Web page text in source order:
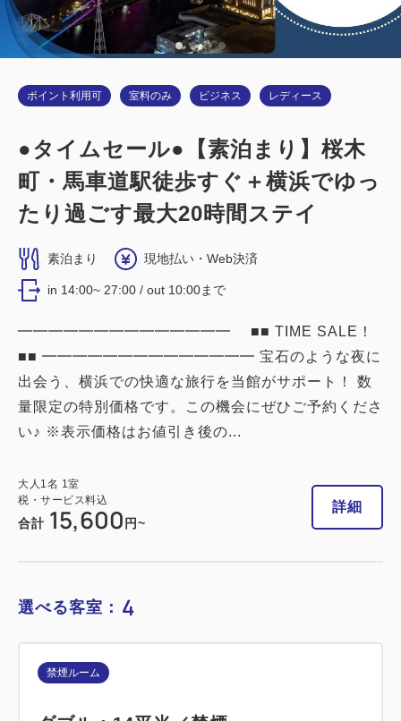
税・サービス料込
合計 21,320円
詳細 今すぐ予約
税・サービス料込
22,420円
禁煙ルーム
■横浜夜景View■カジュアルツイン：
シングルサイズ / 幅90-130cm×2
Wi-Fiあり（無料）
禁煙ルーム
ポイント利用可 室料のみ ビジネス レディース
●タイムセール●【素泊まり】桜木
町・馬車道駅徒歩すぐ＋横浜でゆっ
たり過ごす最大20時間ステイ
素泊まり 現地払い・Web決済
in 14:00~ 27:00 / out 10:00まで
━━━━━━━━━━━━━━ ■■ TIME SALE！
■■ ━━━━━━━━━━━━━━ 宝石のような夜に
出会う、横浜での快適な旅行を当館がサポート！ 数
量限定の特別価格です。この機会にぜひご予約くださ
い♪ ※表示価格はお値引き後の...
大人 1名 1室
税・サービス料込
合計 15,600 円~
詳細
選べる客室： 4
禁煙ルーム